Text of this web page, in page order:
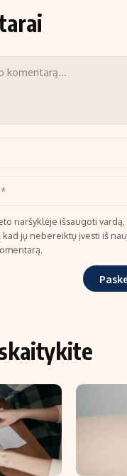
naršyklėje išsaugoti
jų nebereiktų įvesti iš